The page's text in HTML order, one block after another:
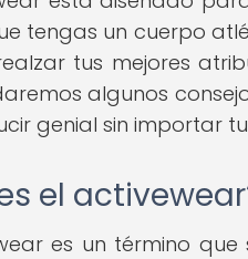
tengas un cuerpo
tus mejores
algunos
genial sin importar
el
es un término